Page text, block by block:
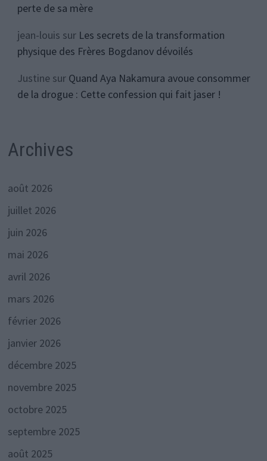
perte de sa mère
jean-louis sur Les secrets de la transformation
physique des Frères Bogdanov dévoilés
Justinesur Quand Aya Nakamura avoue consommer
de la drogue : Cette confession qui fait jaser !
Archives
août 2026
juillet 2026
juin 2026
mai 2026
avril 2026
mars 2026
février 2026
janvier 2026
décembre 2025
novembre 2025
octobre 2025
septembre 2025
août 2025